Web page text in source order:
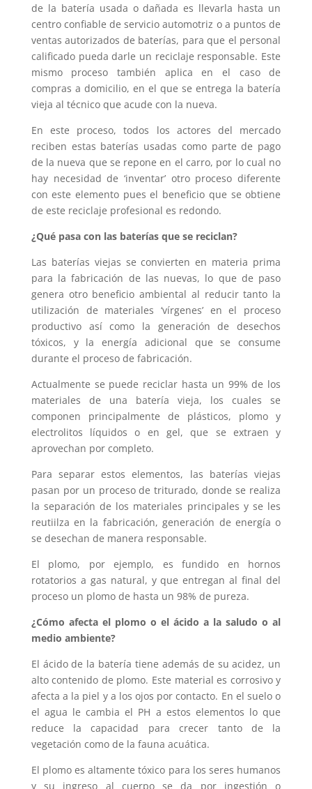
de la batería usada o dañada es llevarla hasta un
centro confiable de servicio automotriz o a puntos de
ventas autorizados de baterías, para que el personal
calificado pueda darle un reciclaje responsable. Este
mismo proceso también aplica en el caso de
compras a domicilio, en el que se entrega la batería
vieja al técnico que acude con la nueva.
En este proceso, todos los actores del mercado
reciben estas baterías usadas como parte de pago
de la nueva que se repone en el carro, por lo cual no
hay necesidad de ‘inventar’ otro proceso diferente
con este elemento pues el beneficio que se obtiene
de este reciclaje profesional es redondo.
¿Qué pasa con las baterías que se reciclan?
Las baterías viejas se convierten en materia prima
para la fabricación de las nuevas, lo que de paso
genera otro beneficio ambiental al reducir tanto la
utilización de materiales ‘vírgenes’ en el proceso
productivo así como la generación de desechos
tóxicos, y la energía adicional que se consume
durante el proceso de fabricación.
Actualmente se puede reciclar hasta un 99% de los
materiales de una batería vieja, los cuales se
componen principalmente de plásticos, plomo y
electrolitos líquidos o en gel, que se extraen y
aprovechan por completo.
Para separar estos elementos, las baterías viejas
pasan por un proceso de triturado, donde se realiza
la separación de los materiales principales y se les
reutiilza en la fabricación, generación de energía o
se desechan de manera responsable.
El plomo, por ejemplo, es fundido en hornos
rotatorios a gas natural, y que entregan al final del
proceso un plomo de hasta un 98% de pureza.
¿Cómo afecta el plomo o el ácido a la saludo o al
medio ambiente?
El ácido de la batería tiene además de su acidez, un
alto contenido de plomo. Este material es corrosivo y
afecta a la piel y a los ojos por contacto. En el suelo o
el agua le cambia el PH a estos elementos lo que
reduce la capacidad para crecer tanto de la
vegetación como de la fauna acuática.
El plomo es altamente tóxico para los seres humanos
y su ingreso al cuerpo se da por ingestión o